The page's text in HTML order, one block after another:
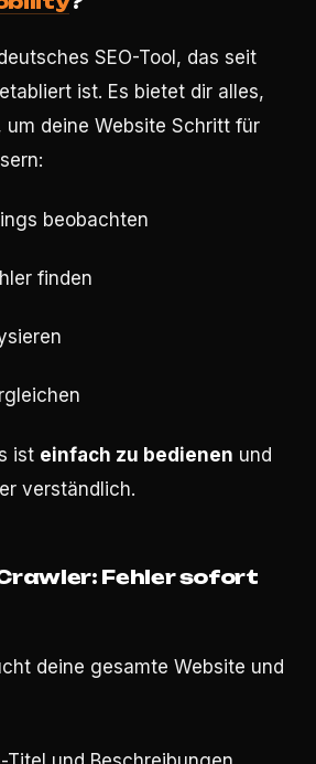
SEO-Tool, das seit
ist. Es bietet dir alles,
deine Website Schritt für
beobachten
finden
ist einfach zu bedienen und
verständlich.
Fehler sofort
deine gesamte Website und